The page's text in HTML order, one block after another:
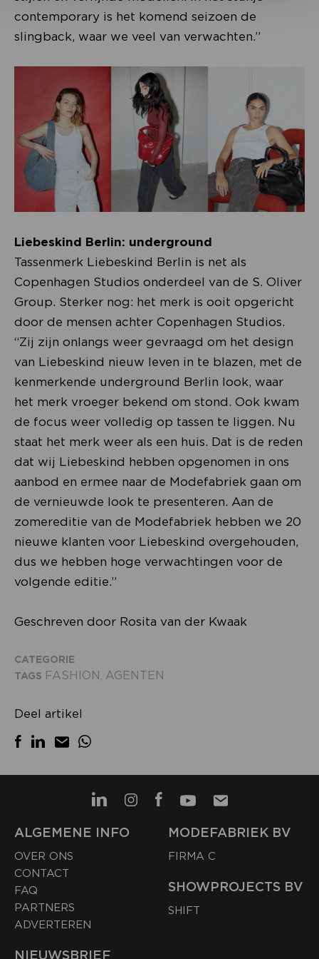
contemporary is het komend seizoen de
slingback, waar we veel van verwachten.”
Liebeskind Berlin: underground
Tassenmerk Liebeskind Berlin is net als
Copenhagen Studios onderdeel van de S. Oliver
Group. Sterker nog: het merk is ooit opgericht
door de mensen achter Copenhagen Studios.
“Zij zijn onlangs weer gevraagd om het design
van Liebeskind nieuw leven in te blazen, met de
kenmerkende underground Berlin look, waar
het merk vroeger bekend om stond. Ook kwam
de focus weer volledig op tassen te liggen. Nu
staat het merk weer als een huis. Dat is de reden
dat wij Liebeskind hebben opgenomen in ons
aanbod en ermee naar de Modefabriek gaan om
de vernieuwde look te presenteren. Aan de
zomereditie van de Modefabriek hebben we 20
nieuwe klanten voor Liebeskind overgehouden,
dus we hebben hoge verwachtingen voor de
volgende editie.”
Geschreven door Rosita van der Kwaak
CATEGORIE
TAGS FASHION , AGENTEN
Deel artikel
ALGEMENE INFO
OVER ONS
CONTACT
FAQ
PARTNERS
ADVERTEREN
MODEFABRIEK BV
FIRMA C
SHOWPROJECTS BV
SHIFT
NIEUWSBRIEF